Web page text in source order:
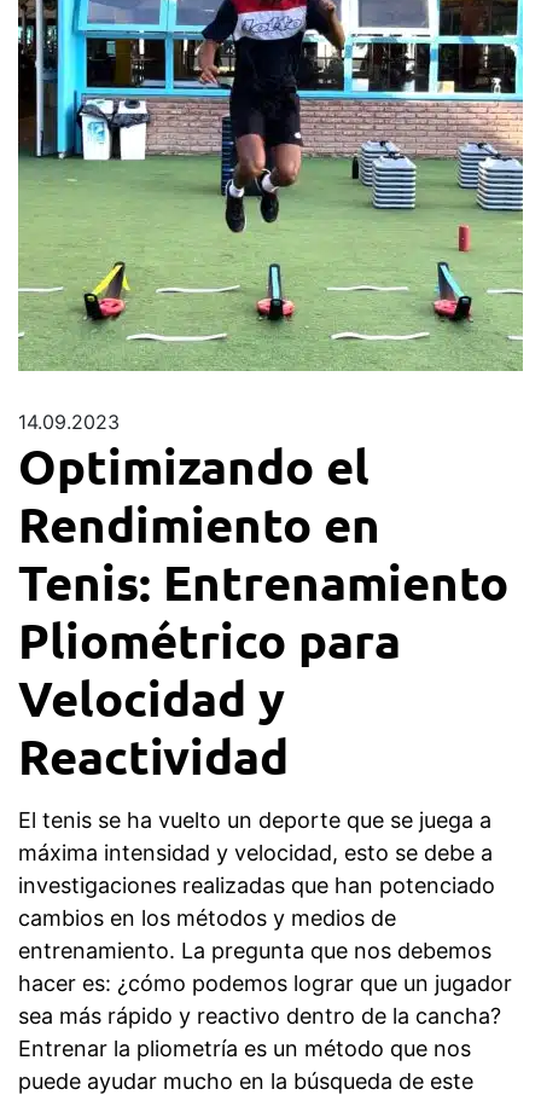
14.09.2023
Optimizando el
Rendimiento en
Tenis: Entrenamiento
Pliométrico para
Velocidad y
Reactividad
El tenis se ha vuelto un deporte que se juega a
máxima intensidad y velocidad, esto se debe a
investigaciones realizadas que han potenciado
cambios en los métodos y medios de
entrenamiento. La pregunta que nos debemos
hacer es: ¿cómo podemos lograr que un jugador
sea más rápido y reactivo dentro de la cancha?
Entrenar la pliometría es un método que nos
puede ayudar mucho en la búsqueda de este